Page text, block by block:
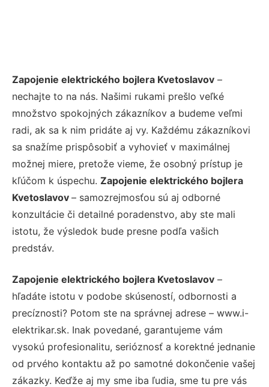
Zapojenie elektrického bojlera Kvetoslavov –
nechajte to na nás. Našimi rukami prešlo veľké
množstvo spokojných zákazníkov a budeme veľmi
radi, ak sa k nim pridáte aj vy. Každému zákazníkovi
sa snažíme prispôsobiť a vyhovieť v maximálnej
možnej miere, pretože vieme, že osobný prístup je
kľúčom k úspechu. Zapojenie elektrického bojlera
Kvetoslavov – samozrejmosťou sú aj odborné
konzultácie či detailné poradenstvo, aby ste mali
istotu, že výsledok bude presne podľa vašich
predstáv.
Zapojenie elektrického bojlera Kvetoslavov –
hľadáte istotu v podobe skúseností, odbornosti a
precíznosti? Potom ste na správnej adrese – www.i-
elektrikar.sk. Inak povedané, garantujeme vám
vysokú profesionalitu, serióznosť a korektné jednanie
od prvého kontaktu až po samotné dokončenie vašej
zákazky. Keďže aj my sme iba ľudia, sme tu pre vás